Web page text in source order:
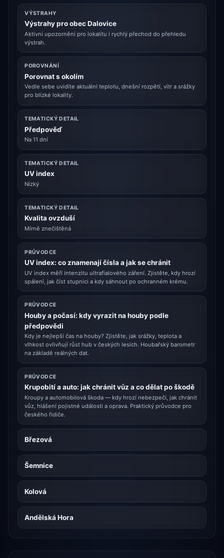
VÝSTRAHY
Výstrahy pro obec Dalovice
Aktivní upozornění pro lokalitu i rychlý přechod do přehledu
výstrah.
POROVNÁNÍ
Porovnat s okolím
Vedle sebe uvidíte aktuální teplotu, dnešní rozpětí, vítr a srážky
pro blízké lokality.
TEMATICKÝ DETAIL
Předpověď
Na 11 dní
TEMATICKÝ DETAIL
UV index
Nízký
TEMATICKÝ DETAIL
Kvalita ovzduší
Mírně znečištěná
PRŮVODCE
UV index: co znamenají čísla a jak se chránit
UV index měří intenzitu ultrafialového záření. Zjistěte, kdy hrozí
spálení, jak číst stupnici a kdy sáhnout po ochranném krému.
PRŮVODCE
Houby a počasí: kdy vyrazit na houby podle
předpovědi
Kdy je nejlepší čas na houby? Zjistěte, jak srážky, teplota a
vlhkost ovlivňují růst hub v českých lesích. Houbařský barometr
na základě reálných dat.
PRŮVODCE
Krupobití a auto: jak chránit vůz a co dělat po škodě
Kroupy a automobilová škoda — kdy hrozí nebezpečí, jak chránit
vůz, hlášení pojistné události a oprava. Praktický průvodce pro
českého řidiče.
Březová
Šemnice
Kolová
Andělská Hora